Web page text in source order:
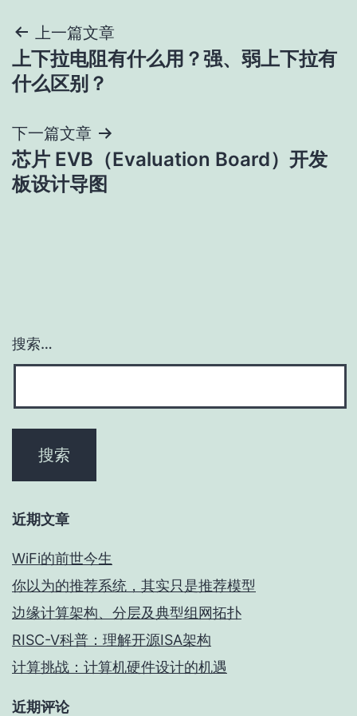
文
章
航
上一篇文章
上下拉电阻有什么用？强、弱上下拉有
什么区别？
下一篇文章
芯片 EVB（Evaluation Board）开发
板设计导图
搜索…
近期文章
WiFi的前世今生
你以为的推荐系统，其实只是推荐模型
边缘计算架构、分层及典型组网拓扑
RISC-V科普：理解开源ISA架构
计算挑战：计算机硬件设计的机遇
近期评论